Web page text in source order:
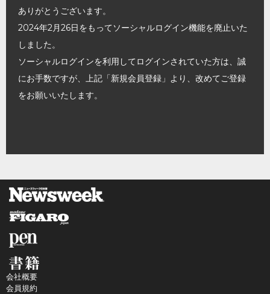
ありがとうございます。
2024年2月26日をもってソーシャルログイン機能を廃止いた
しました。
ソーシャルログインを利用してログインされていた方は、誠
にお手数ですが、上記「新規会員登録」より、改めてご登録
をお願いいたします。
会社概要
会員規約